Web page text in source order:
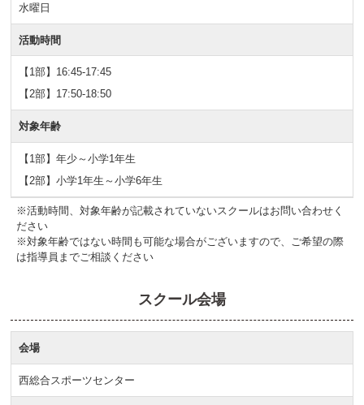
水曜日
活動時間
【1部】16:45-17:45
【2部】17:50-18:50
対象年齢
【1部】年少～小学1年生
【2部】小学1年生～小学6年生
※活動時間、対象年齢が記載されていないスクールはお問い合わせく
ださい
※対象年齢ではない時間も可能な場合がございますので、ご希望の際
は指導員までご相談ください
スクール会場
会場
西総合スポーツセンター